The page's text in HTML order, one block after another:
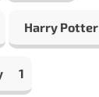
Harry Potter
1